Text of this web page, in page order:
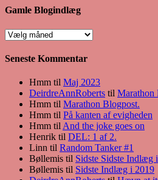
Gamle Blogindlæg
Gamle
Seneste Kommentar
Hmm til Maj 2023
DeirdreAnnRoberts til Marathon
Hmm til Marathon Blogpost.
Hmm til På kanten af evigheden
Hmm til And the joke goes on
Henrik til DEL: 1 af 2.
Linn til Random Tanker #1
Bøllemis til Sidste Sidste Indlæg
Bøllemis til Sidste Indlæg i 2019